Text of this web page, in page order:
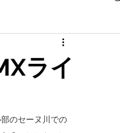
ライ
のセーヌ川での